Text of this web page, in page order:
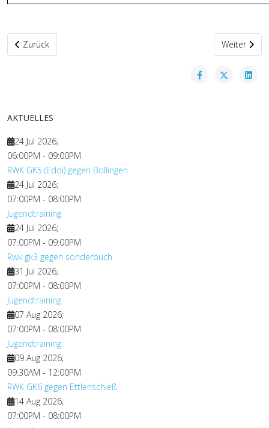
Vorheriger Beitrag: Trainingsmeister LG
Zurück Nächster
Weiter
AKTUELLES
24 Jul 2026;
06:00PM - 09:00PM
RWK GK5 (Eddi) gegen Bollingen
24 Jul 2026;
07:00PM - 08:00PM
Jugendtraining
24 Jul 2026;
07:00PM - 09:00PM
Rwk gk3 gegen sonderbuch
31 Jul 2026;
07:00PM - 08:00PM
Jugendtraining
07 Aug 2026;
07:00PM - 08:00PM
Jugendtraining
09 Aug 2026;
09:30AM - 12:00PM
RWK GK6 gegen Ettlenschieß
14 Aug 2026;
07:00PM - 08:00PM